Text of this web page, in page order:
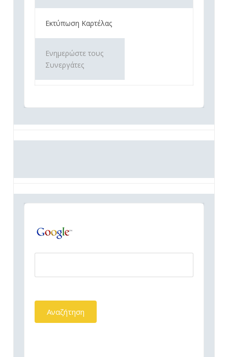
Εκτύπωση Καρτέλας
Ενημερώστε τους
Συνεργάτες